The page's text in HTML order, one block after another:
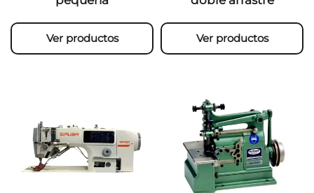
Ver productos Ver productos